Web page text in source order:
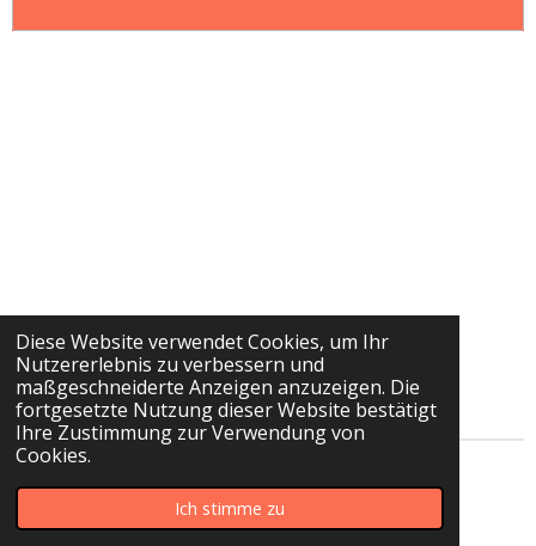
Diese Website verwendet Cookies, um Ihr
Nutzererlebnis zu verbessern und
maßgeschneiderte Anzeigen anzuzeigen. Die
fortgesetzte Nutzung dieser Website bestätigt
Ihre Zustimmung zur Verwendung von
Cookies.
Ich stimme zu
Mit Unterstützung vonWebador